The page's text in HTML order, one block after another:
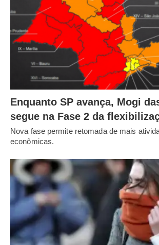
Enquanto SP avança, Mogi
segue na Fase 2 da
Nova fase permite retomada de mais
econômicas.